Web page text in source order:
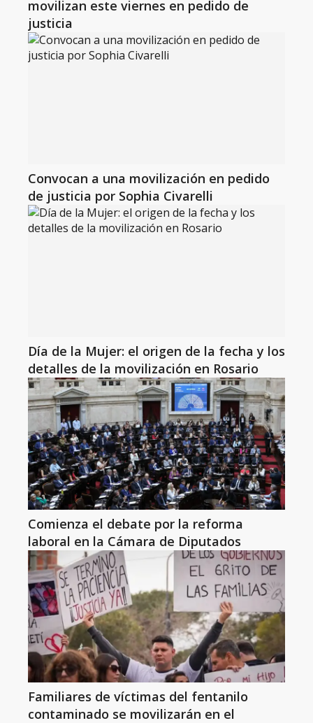
movilizan este viernes en pedido de
justicia
Convocan a una movilización en pedido
de justicia por Sophia Civarelli
Día de la Mujer: el origen de la fecha y los
detalles de la movilización en Rosario
Comienza el debate por la reforma
laboral en la Cámara de Diputados
Familiares de víctimas del fentanilo
contaminado se movilizarán en el